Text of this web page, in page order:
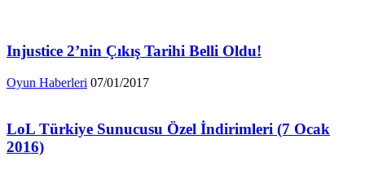
Injustice 2’nin Çıkış Tarihi Belli Oldu!
Oyun Haberleri 07/01/2017
LoL Türkiye Sunucusu Özel İndirimleri (7 Ocak
2016)